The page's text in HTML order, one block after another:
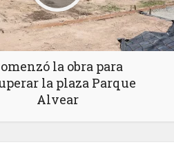
la obra para
la plaza Parque
Alvear